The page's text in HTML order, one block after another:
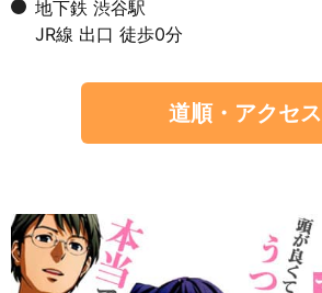
地下鉄 渋谷駅
JR線 出口 徒歩0分
道順・アクセス